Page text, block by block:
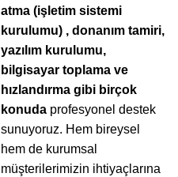
atma (işletim sistemi
kurulumu) , donanım tamiri,
yazılım kurulumu,
bilgisayar toplama ve
hızlandırma gibi birçok
konudaprofesyonel destek
sunuyoruz. Hem bireysel
hem de kurumsal
müşterilerimizin ihtiyaçlarına